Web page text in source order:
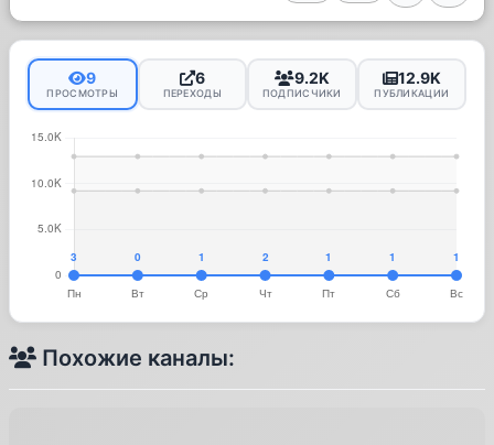
9
ПРОСМОТРЫ
6
ПЕРЕХОДЫ
9.2K
ПОДПИСЧИКИ
12.9K
ПУБЛИКАЦИИ
Похожие каналы: